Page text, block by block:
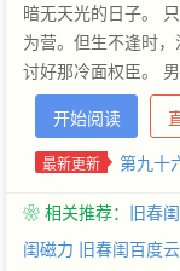
暗无天光的日子。
为营。但生不逢时
讨好那冷面权臣。
好？我来教你什么
航，扶摇直上！ 【
开始阅读
最新更新 第九十
❀ 相关推荐： 旧春
闺磁力 旧春闺百度云